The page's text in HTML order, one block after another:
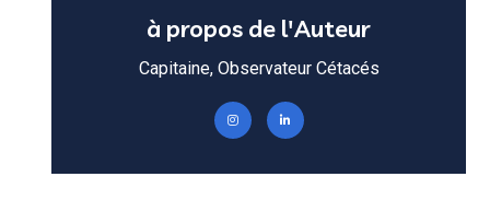
à propos de l'Auteur
Capitaine, Observateur Cétacés